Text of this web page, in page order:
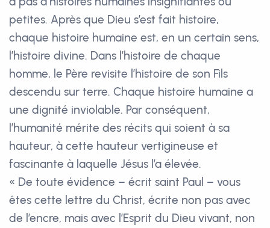
petites. Après que Dieu s’est fait histoire,
chaque histoire humaine est, en un certain sens,
l’histoire divine. Dans l’histoire de chaque
homme, le Père revisite l’histoire de son Fils
descendu sur terre. Chaque histoire humaine a
une dignité inviolable. Par conséquent,
l’humanité mérite des récits qui soient à sa
hauteur, à cette hauteur vertigineuse et
fascinante à laquelle Jésus l’a élevée.
« De toute évidence – écrit saint Paul – vous
êtes cette lettre du Christ, écrite non pas avec
de l’encre, mais avec l’Esprit du Dieu vivant, non